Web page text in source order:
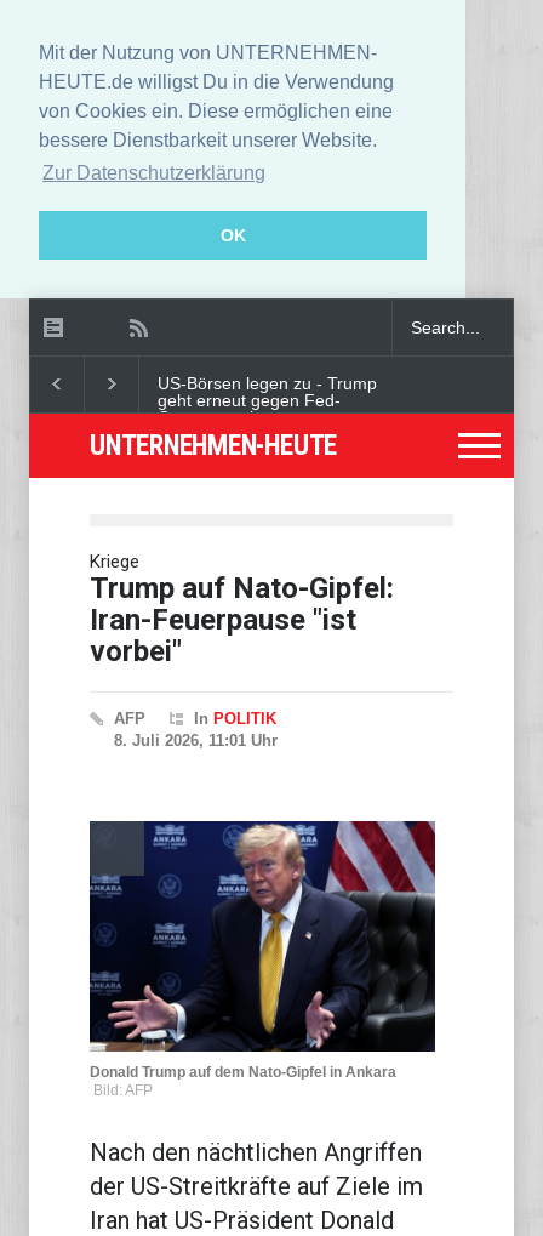
Mit der Nutzung von UNTERNEHMEN-
HEUTE.de willigst Du in die Verwendung
von Cookies ein. Diese ermöglichen eine
bessere Dienstbarkeit unserer Website.
Zur Datenschutzerklärung
OK
US-Börsen legen zu - Trump
geht erneut gegen Fed-
Gouverneurin vor
Drohnenkampagne
unzureichend vorbereitet
UNTERNEHMEN-HEUTE
Kriege
Trump auf Nato-Gipfel:
Iran-Feuerpause "ist
vorbei"
AFP In POLITIK
8. Juli 2026, 11:01 Uhr
Donald Trump auf dem Nato-Gipfel in Ankara
Bild: AFP
Nach den nächtlichen Angriffen
der US-Streitkräfte auf Ziele im
Iran hat US-Präsident Donald